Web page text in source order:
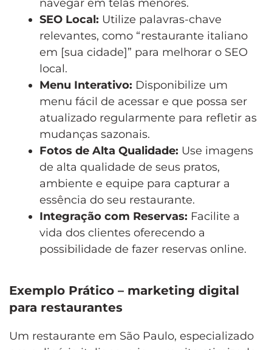
navegar em telas menores.
SEO Local: Utilize palavras-chave
relevantes, como “restaurante italiano
em [sua cidade]” para melhorar o SEO
local.
Menu Interativo: Disponibilize um
menu fácil de acessar e que possa ser
atualizado regularmente para refletir as
mudanças sazonais.
Fotos de Alta Qualidade: Use imagens
de alta qualidade de seus pratos,
ambiente e equipe para capturar a
essência do seu restaurante.
Integração com Reservas: Facilite a
vida dos clientes oferecendo a
possibilidade de fazer reservas online.
Exemplo Prático – marketing digital
para restaurantes
Um restaurante em São Paulo, especializado